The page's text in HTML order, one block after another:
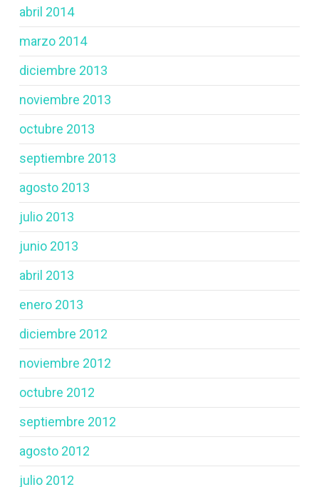
abril 2014
marzo 2014
diciembre 2013
noviembre 2013
octubre 2013
septiembre 2013
agosto 2013
julio 2013
junio 2013
abril 2013
enero 2013
diciembre 2012
noviembre 2012
octubre 2012
septiembre 2012
agosto 2012
julio 2012